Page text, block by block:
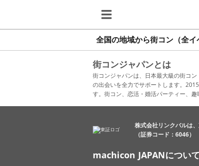
全国の地域から街コン（全
街コンジャパンとは
街コンジャパンは、日本最大級の街コ
の出会いを全力でサポートします。
す。街コン、恋活・婚活パーティー、
株式会社リンクバルは
（証券コード：6046）
machicon JAPANについて